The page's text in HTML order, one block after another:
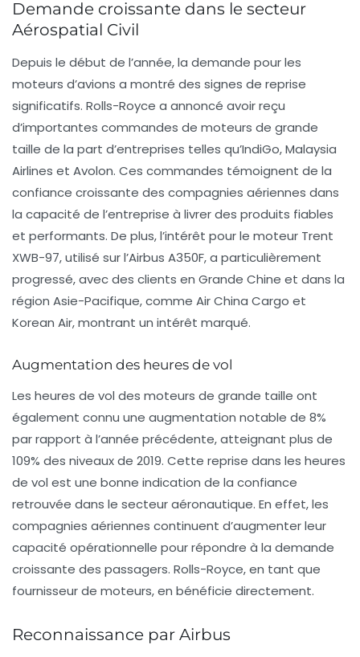
Demande croissante dans le secteur
Aérospatial Civil
Depuis le début de l’année, la demande pour les
moteurs d’avions a montré des signes de reprise
significatifs. Rolls-Royce a annoncé avoir reçu
d’importantes commandes de moteurs de grande
taille de la part d’entreprises telles qu’IndiGo, Malaysia
Airlines et Avolon. Ces commandes témoignent de la
confiance croissante des compagnies aériennes dans
la capacité de l’entreprise à livrer des produits fiables
et performants. De plus, l’intérêt pour le moteur Trent
XWB-97, utilisé sur l’Airbus A350F, a particulièrement
progressé, avec des clients en Grande Chine et dans la
région Asie-Pacifique, comme Air China Cargo et
Korean Air, montrant un intérêt marqué.
Augmentation des heures de vol
Les heures de vol des moteurs de grande taille ont
également connu une augmentation notable de 8%
par rapport à l’année précédente, atteignant plus de
109% des niveaux de 2019. Cette reprise dans les heures
de vol est une bonne indication de la confiance
retrouvée dans le secteur aéronautique. En effet, les
compagnies aériennes continuent d’augmenter leur
capacité opérationnelle pour répondre à la demande
croissante des passagers. Rolls-Royce, en tant que
fournisseur de moteurs, en bénéficie directement.
Reconnaissance par Airbus